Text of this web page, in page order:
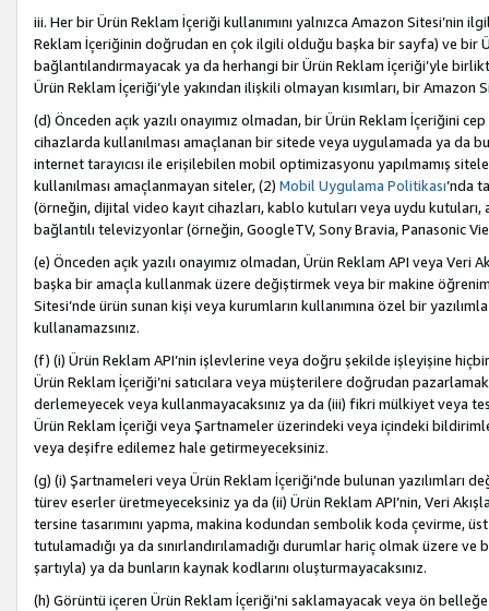
iii. Her bir Ürün Reklam İçeriği kullanımını yalnızca Amazon
Reklam İçeriğinin doğrudan en çok ilgili olduğu başka bir sayfa) ve bir
bağlantılandırmayacak ya da herhangi bir Ürün Reklam İçeriği’yle
Ürün Reklam İçeriği’yle yakından ilişkili olmayan kısımları, bir Amazon
(d) Önceden açık yazılı onayımız olmadan, bir Ürün Reklam İçeriğini
cihazlarda kullanılması amaçlanan bir sitede veya uygulamada ya da
internet tarayıcısı ile erişilebilen mobil optimizasyonu yapılmamış
kullanılması amaçlanmayan siteler, (2) Mobil Uygulama Politikası’nda
(örneğin, dijital video kayıt cihazları, kablo kutuları veya uydu kutuları,
bağlantılı televizyonlar (örneğin, GoogleTV, Sony Bravia, Panasonic
(e) Önceden açık yazılı onayımız olmadan, Ürün Reklam API veya
başka bir amaçla kullanmak üzere değiştirmek veya bir makine
Sitesi’nde ürün sunan kişi veya kurumların kullanımına özel bir
kullanamazsınız.
(f) (i) Ürün Reklam API’nin işlevlerine veya doğru şekilde işleyişine
Ürün Reklam İçeriği’ni satıcılara veya müşterilere doğrudan
derlemeyecek veya kullanmayacaksınız ya da (iii) fikri mülkiyet veya
Ürün Reklam İçeriği veya Şartnameler üzerindeki veya içindeki
veya deşifre edilemez hale getirmeyeceksiniz.
(g) (i) Şartnameleri veya Ürün Reklam İçeriği’nde bulunan
türev eserler üretmeyeceksiniz ya da (ii) Ürün Reklam API’nin, Veri
tersine tasarımını yapma, makina kodundan sembolik koda çevirme,
tutulamadığı ya da sınırlandırılamadığı durumlar hariç olmak üzere
şartıyla) ya da bunların kaynak kodlarını oluşturmayacaksınız.
(h) Görüntü içeren Ürün Reklam İçeriği’ni saklamayacak veya ön